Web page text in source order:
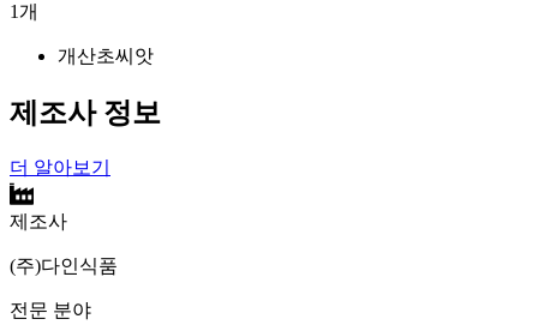
1개
개산초씨앗
제조사 정보
더 알아보기
제조사
(주)다인식품
전문 분야